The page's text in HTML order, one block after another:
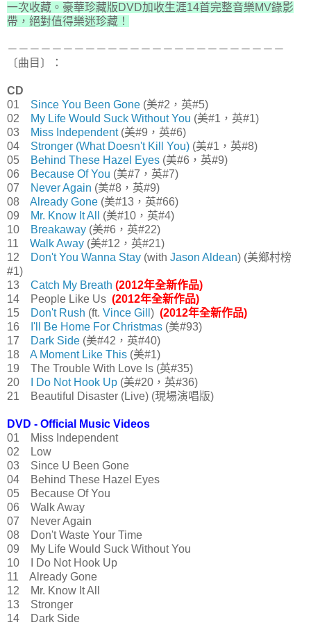
一次收藏。豪華珍藏版DVD加收生涯14首完整音樂MV錄影
帶，絕對值得樂迷珍藏！
－－－－－－－－－－－－－－－－－－－－－－－－－
〔曲目〕：
CD
01 Since You Been Gone (美#2，英#5)
02
My Life Would Suck Without You (美#1，英#1)
03
Miss Independent(美#9，英#6)
04 Stronger (What Doesn't Kill You) (美#1，英#8)
05
Behind These Hazel Eyes (美#6，英#9)
06
Because Of You (美#7，英#7)
07
Never Again (美#8，英#9)
08 Already Gone (美#13，英#66)
09
Mr. Know It All
(美#10，英#4)
10
Breakaway (美#6，英#22)
11 Walk Away (美#12，英#21)
12
Don't You Wanna Stay (with Jason Aldean) (美鄉村榜
#1)
13 Catch My Breath (2012年全新作品)
14 People Like Us (2012年全新作品)
15
Don't Rush (ft. Vince Gill ) (2012年全新作品)
16
I'll Be Home For Christmas (美#93)
17
Dark Side (美#42，英#40)
18 A Moment Like This (美#1)
19 The Trouble With Love Is (英#35)
20
I Do Not Hook Up (美#20，英#36)
21 Beautiful Disaster (Live) (現場演唱版)
DVD - Official Music Videos
01 Miss Independent
02 Low
03 Since U Been Gone
04 Behind These Hazel Eyes
05 Because Of You
06 Walk Away
07 Never Again
08 Don't Waste Your Time
09 My Life Would Suck Without You
10 I Do Not Hook Up
11 Already Gone
12 Mr. Know It All
13 Stronger
14 Dark Side